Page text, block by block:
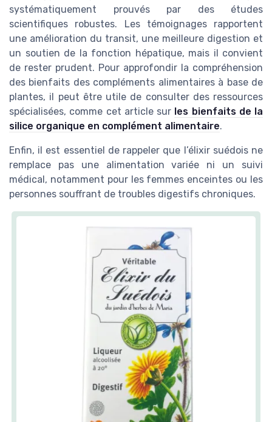
systématiquement prouvés par des études
scientifiques robustes. Les témoignages rapportent
une amélioration du transit, une meilleure digestion et
un soutien de la fonction hépatique, mais il convient
de rester prudent. Pour approfondir la compréhension
des bienfaits des compléments alimentaires à base de
plantes, il peut être utile de consulter des ressources
spécialisées, comme cet article sur les bienfaits de la
silice organique en complément alimentaire.
Enfin, il est essentiel de rappeler que l’élixir suédois ne
remplace pas une alimentation variée ni un suivi
médical, notamment pour les femmes enceintes ou les
personnes souffrant de troubles digestifs chroniques.